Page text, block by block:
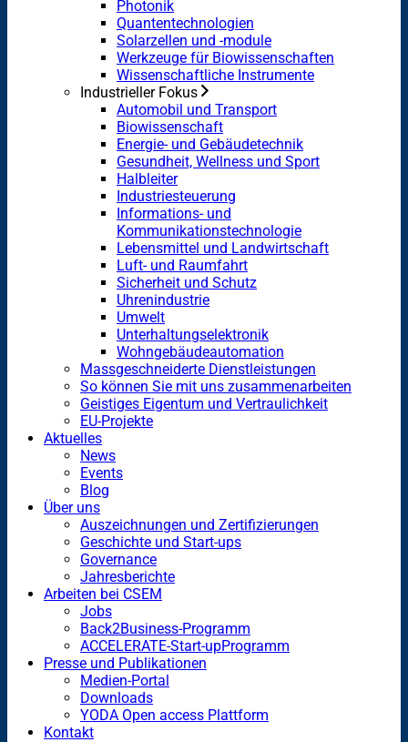
Photonik
Quantentechnologien
Solarzellen und -module
Werkzeuge für Biowissenschaften
Wissenschaftliche Instrumente
Industrieller Fokus
Automobil und Transport
Biowissenschaft
Energie- und Gebäudetechnik
Gesundheit, Wellness und Sport
Halbleiter
Industriesteuerung
Informations- und
Kommunikationstechnologie
Lebensmittel und Landwirtschaft
Luft- und Raumfahrt
Sicherheit und Schutz
Uhrenindustrie
Umwelt
Unterhaltungselektronik
Wohngebäudeautomation
Massgeschneiderte Dienstleistungen
So können Sie mit uns zusammenarbeiten
Geistiges Eigentum und Vertraulichkeit
EU-Projekte
Aktuelles
News
Events
Blog
Über uns
Auszeichnungen und Zertifizierungen
Geschichte und Start-ups
Governance
Jahresberichte
Arbeiten bei CSEM
Jobs
Back2Business-Programm
ACCELERATE-Start-upProgramm
Presse und Publikationen
Medien-Portal
Downloads
YODA Open access Plattform
Kontakt